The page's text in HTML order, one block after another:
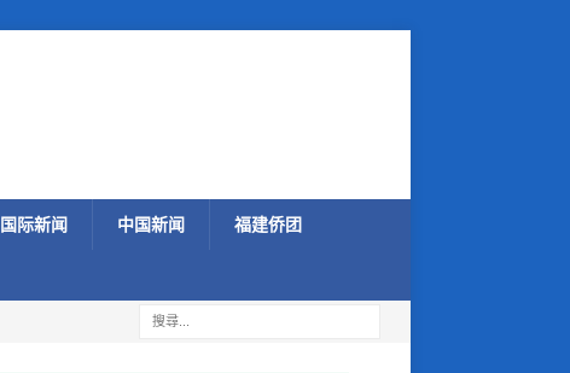
国际新闻 中国新闻 福建侨团